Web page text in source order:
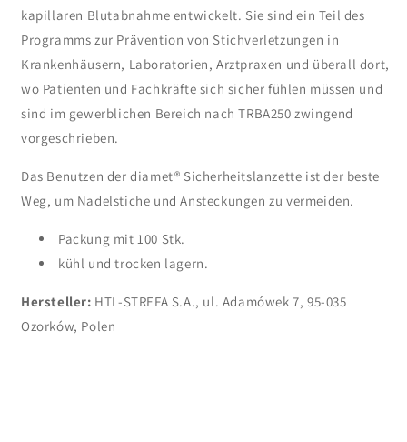
1,4mm
1,4mm
kapillaren Blutabnahme entwickelt. Sie sind ein Teil des
Programms zur Prävention von Stichverletzungen in
Krankenhäusern, Laboratorien, Arztpraxen und überall dort,
wo Patienten und Fachkräfte sich sicher fühlen müssen und
sind im gewerblichen Bereich nach TRBA250 zwingend
vorgeschrieben.
Das Benutzen der diamet® Sicherheitslanzette ist der beste
Weg, um Nadelstiche und Ansteckungen zu vermeiden.
Packung mit 100 Stk.
kühl und trocken lagern.
Hersteller: HTL-STREFA S.A., ul. Adamówek 7, 95-035
Ozorków, Polen